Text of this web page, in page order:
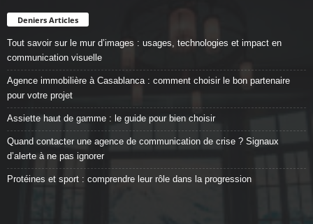
Deniers Articles
Tout savoir sur le mur d’images : usages, technologies et impact en
communication visuelle
Agence immobilière à Casablanca : comment choisir le bon partenaire
pour votre projet
Assiette haut de gamme : le guide pour bien choisir
Quand contacter une agence de communication de crise ? Signaux
d’alerte à ne pas ignorer
Protéines et sport : comprendre leur rôle dans la progression